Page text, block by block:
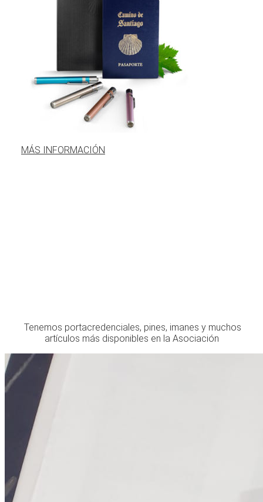
MÁS INFORMACIÓN
Tenemos portacredenciales, pines, imanes y muchos
artículos más disponibles en la Asociación